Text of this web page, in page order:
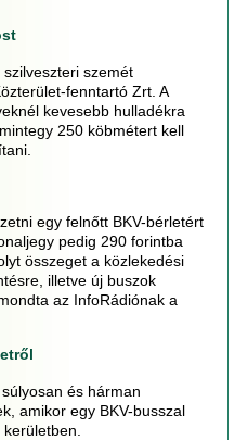
szemét
fenntartó Zrt. A
kevesebb hulladékra
250 köbmétert kell
egy felnőtt BKV-bérletért
pedig 290 forintba
összeget a közlekedési
illetve új buszok
az InfoRádiónak a
és hárman
amikor egy BKV-busszal